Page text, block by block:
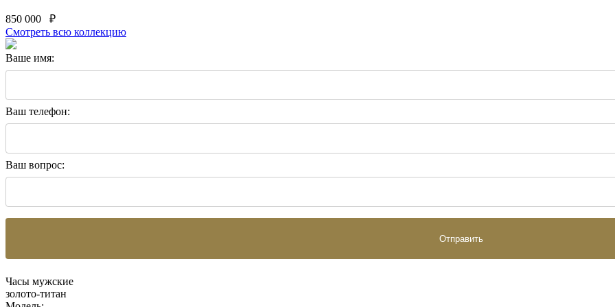
850 000
₽
Смотреть всю коллекцию
Ваше имя:
Ваш телефон:
Ваш вопрос:
Часы мужские
золото-титан